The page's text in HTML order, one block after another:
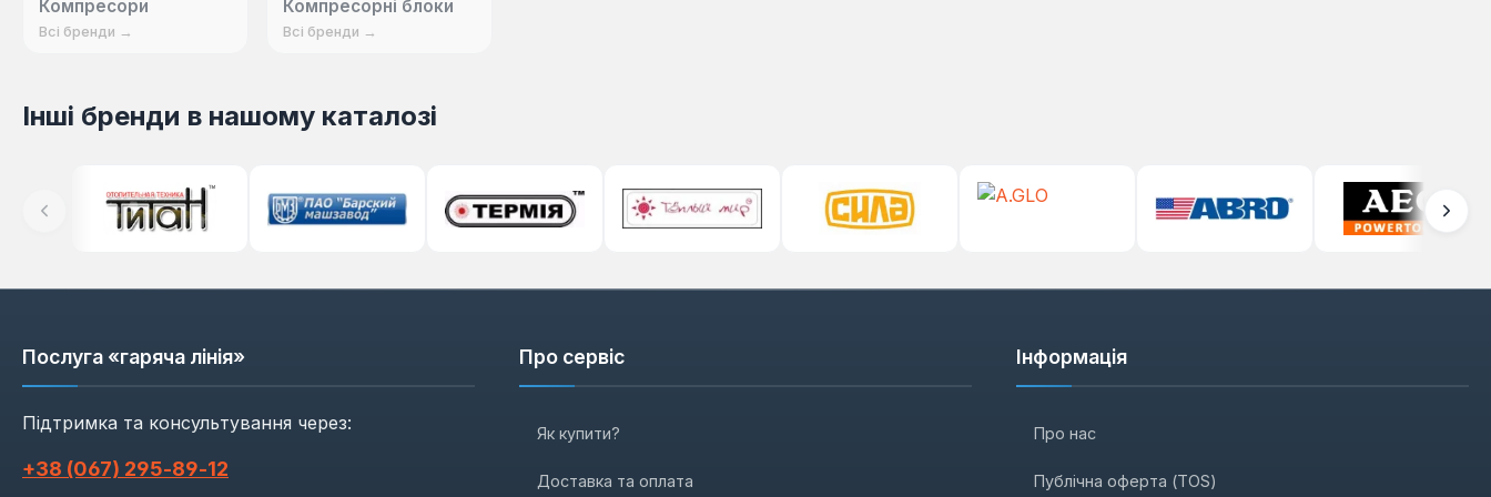
Компресори
Всі бренди →
Компресорні блоки
Всі бренди →
Інші бренди в нашому каталозі
Послуга «гаряча лінія»
Підтримка та консультування через:
+38 (067) 295‑89‑12
Про сервіс
Як купити?
Доставка та оплата
Інформація
Про нас
Публічна оферта (TOS)